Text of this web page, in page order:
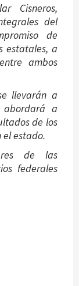
Cisneros,
del
de
estatales, a
ambos
llevarán a
abordará a
de los
estado.
de las
federales